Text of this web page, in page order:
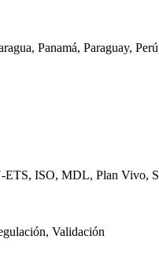
Panamá, Paraguay,
ISO, MDL, Plan Vivo,
Validación